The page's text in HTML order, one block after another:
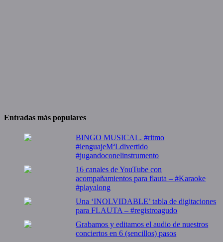
Entradas más populares
BINGO MUSICAL. #ritmo
#lenguajeMªLdivertido
#jugandoconelinstrumento
16 canales de YouTube con
acompañamientos para flauta – #Karaoke
#playalong
Una ‘INOLVIDABLE’ tabla de digitaciones
para FLAUTA – #registroagudo
Grabamos y editamos el audio de nuestros
conciertos en 6 (sencillos) pasos